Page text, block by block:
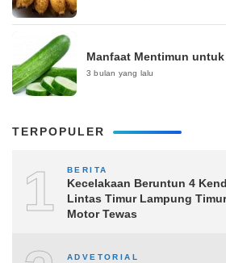
Manfaat Mentimun
3 bulan yang lalu
TERPOPULER
1 BERITA
Kecelakaan Beruntun 4
Lintas Timur Lampung
Motor Tewas
ADVETORIAL